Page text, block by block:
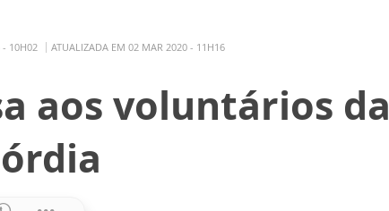
- 10H02 ATUALIZADA EM 02 MAR 2020 - 11H16
aos voluntários da